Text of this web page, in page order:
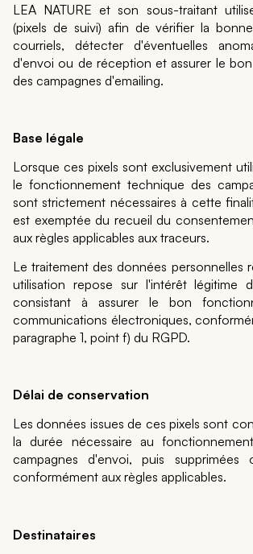
LEA NATURE et son sous-traitant
(pixels de suivi) afin de vérifier la
courriels, détecter d'éventuelles
d'envoi ou de réception et assurer le
des campagnes d'emailing.
Base légale
Lorsque ces pixels sont exclusivement
le fonctionnement technique des
sont strictement nécessaires à cette
est exemptée du recueil du
aux règles applicables aux traceurs.
Le traitement des données personnelles
utilisation repose sur l'intérêt légitime
consistant à assurer le bon
communications électroniques,
paragraphe 1, point f) du RGPD.
Délai de conservation
Les données issues de ces pixels sont
la durée nécessaire au
campagnes d'envoi, puis supprimées
conformément aux règles applicables.
Destinataires